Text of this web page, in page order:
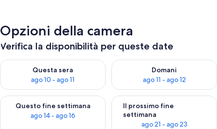
Opzioni della camera
Verifica la disponibilità per queste date
Questa sera
ago 10 - ago 11
Verifica la disponibilità per questa sera, ago 10 - ago 11
Domani
ago 11 - ago 12
Verifica la disponibilità per
Questo fine settimana
ago 14 - ago 16
Verifica la disponibilità per questo fine settimana, ago 14 -
Il prossimo fine
settimana
ago 21 - ago 23
Verifica la disponibilità per il